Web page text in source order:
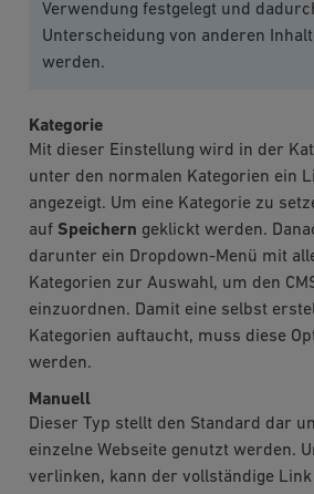
Verwendung festgelegt und
Unterscheidung von anderen
werden.
Kategorie
Mit dieser Einstellung wird in der
unter den normalen Kategorien ein
angezeigt. Um eine Kategorie zu
auf Speichern geklickt werden.
darunter ein Dropdown-Menü mit
Kategorien zur Auswahl, um den
einzuordnen. Damit eine selbst
Kategorien auftaucht, muss diese
werden.
Manuell
Dieser Typ stellt den Standard dar
einzelne Webseite genutzt werden.
verlinken, kann der vollständige